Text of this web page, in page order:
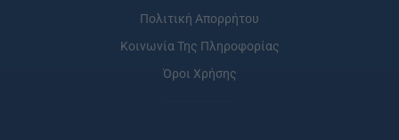
Πολιτική Απορρήτου
Κοινωνία Της Πληροφορίας
Όροι Χρήσης